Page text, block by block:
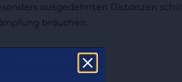
ausgedehnten Distanzen
brauchen.